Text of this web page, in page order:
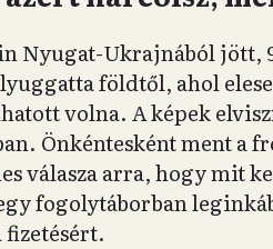
Nyugat-Ukrajnából jött,
földtől, ahol
volna. A képek
Önkéntesként ment a
válasza arra, hogy mit
fogolytáborban
fizetésért.